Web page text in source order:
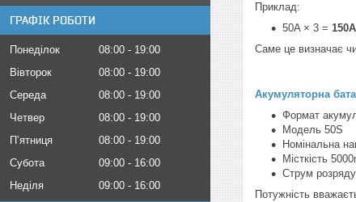
ГРАФІК РОБОТИ
Понеділок 08:00
19:00
Вівторок
08:00
19:00
Середа
08:00
19:00
Четвер
08:00
19:00
Пʼятниця
08:00
19:00
Субота
09:00
16:00
Неділя
09:00 16:00
Приклад:
50A × 3 = 150A
Саме це визначає
Акумуляторна
Формат
Модель 50S
Номінальна
Місткість
Струм
Потужність